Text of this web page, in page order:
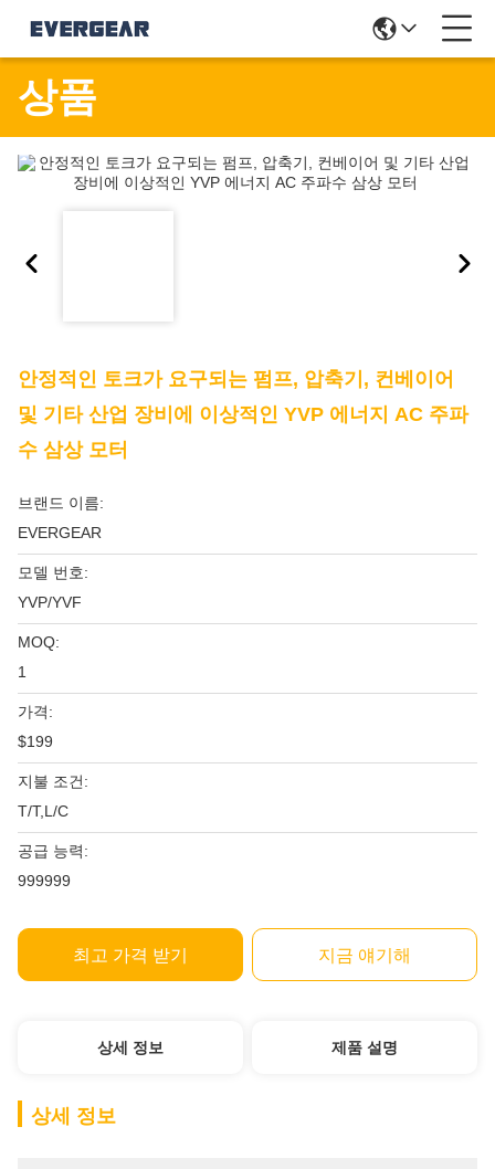
상품
안정적인 토크가 요구되는 펌프, 압축기, 컨베이어
및 기타 산업 장비에 이상적인 YVP 에너지 AC 주파
수 삼상 모터
브랜드 이름:
EVERGEAR
모델 번호:
YVP/YVF
MOQ:
1
가격:
$199
지불 조건:
T/T,L/C
공급 능력:
999999
최고 가격 받기 지금 얘기해
상세 정보 제품 설명
상세 정보